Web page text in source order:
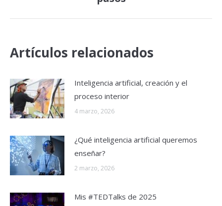
siguiente:
Artículos relacionados
Inteligencia artificial, creación y el
proceso interior
4 marzo, 2026
¿Qué inteligencia artificial queremos
enseñar?
2 marzo, 2026
Mis #TEDTalks de 2025